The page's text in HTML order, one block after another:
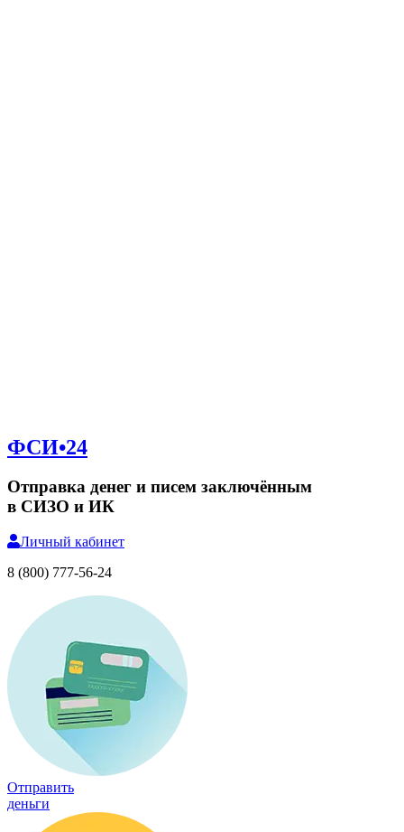
ФСИ•24
Отправка денег и писем заключённым
в СИЗО и ИК
Личный кабинет
8 (800) 777-56-24
Отправить
деньги